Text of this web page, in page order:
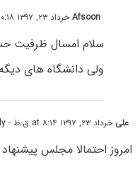
Afsoonخرداد ۲۳, ۱۳۹۷ at ۱۰:۱۸ ق٫ظ
سلام امسال ظرفیت
ولی دانشگاه های دیگه
علی خرداد ۲۳, ۱۳۹۷ at ۸:۱۴ ق٫ظ - Reply
امروز احتمالا مجلس